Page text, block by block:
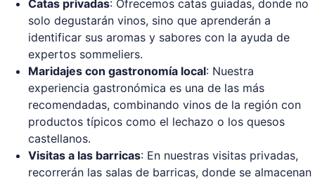
Catas privadas: Ofrecemos catas guiadas, donde no
solo degustarán vinos, sino que aprenderán a
identificar sus aromas y sabores con la ayuda de
expertos sommeliers.
Maridajes con gastronomía local: Nuestra
experiencia gastronómica es una de las más
recomendadas, combinando vinos de la región con
productos típicos como el lechazo o los quesos
castellanos.
Visitas a las barricas: En nuestras visitas privadas,
recorrerán las salas de barricas, donde se almacenan